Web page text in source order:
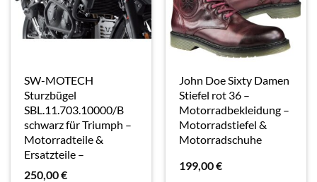
SW-MOTECH
Sturzbügel
SBL.11.703.10000/B
schwarz für Triumph –
Motorradteile &
Ersatzteile –
Anbauteile
250,00€
John Doe Sixty Damen
Stiefel rot 36 –
Motorradbekleidung –
Motorradstiefel &
Motorradschuhe
199,00€